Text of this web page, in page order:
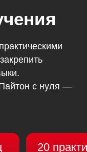
с нуля —